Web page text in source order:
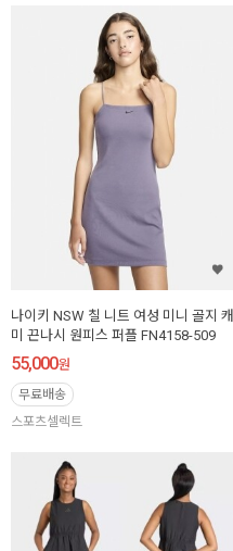
나이키 NSW 칠 니트 여성 미니 골지 캐
미 끈나시 원피스 퍼플 FN4158-509
55,000원
무료배송
스포츠셀렉트